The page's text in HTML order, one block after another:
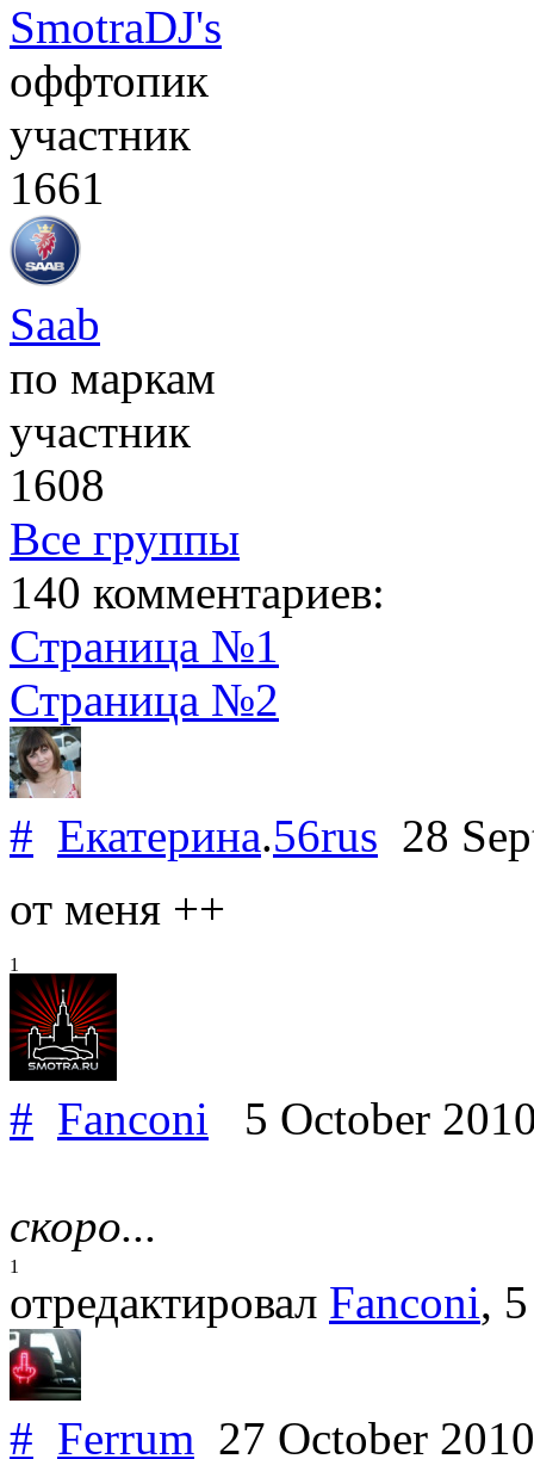
SmotraDJ's
оффтопик
участник
1661
Saab
по маркам
участник
1608
Все группы
140 комментариев:
Страница №1
Страница №2
# Екатерина.56rus 28
от меня ++
1
# Fanconi 5 October
скоро...
1
отредактировал Fanconi,
# Ferrum 27 October